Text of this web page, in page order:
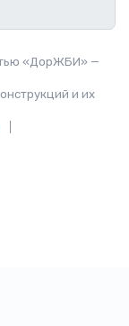
«ДорЖБИ» —
и их